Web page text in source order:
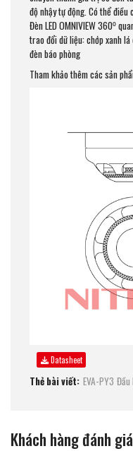
độ nhậy tự động. Có thể
Đèn LED OMNIVIEW 360⁰
trao đổi dữ liệu: chớp xanh lá
đèn báo phòng
Tham khảo thêm các sản
Datasheet
Thẻ bài viết: EVA-PY3 Đầu
Khách hàng đánh giá